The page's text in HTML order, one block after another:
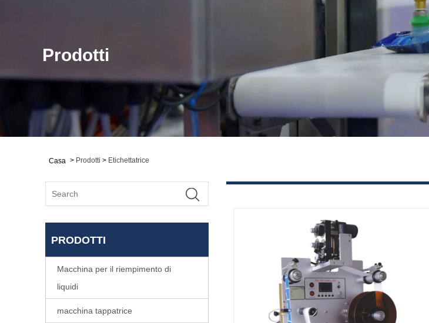
Prodotti
Casa > Prodotti > Etichettatrice
PRODOTTI
Macchina per il riempimento di
liquidi
macchina tappatrice